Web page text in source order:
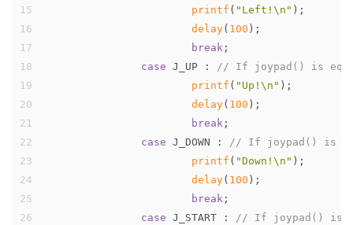
15
16
17
18
19
20
21
22
23
24
25
26
printf ( "Left!\n" );
delay( 100 );
break ;
case J_UP :
// If joypad() is
printf ( "Up!\n" );
delay( 100 );
break ;
case J_DOWN :
// If joypad() is
printf ( "Down!\n" );
delay( 100 );
break ;
case J_START :
// If joypad() is